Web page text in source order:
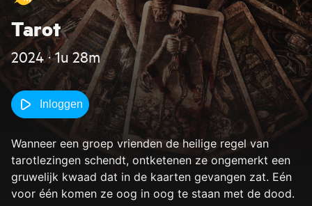
Tarot
2024 ‧ 1u 28m
Inloggen
Wanneer een groep vrienden de heilige regel van
tarotlezingen schendt, ontketenen ze ongemerkt een
gruwelijk kwaad dat in de kaarten gevangen zat. Eén
voor één komen ze oog in oog te staan met de dood.